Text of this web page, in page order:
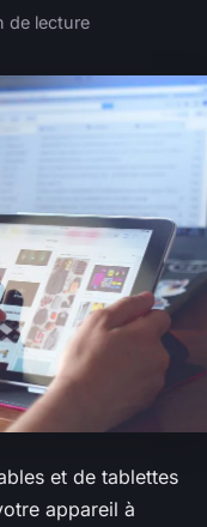
de lecture
et de tablettes
appareil à